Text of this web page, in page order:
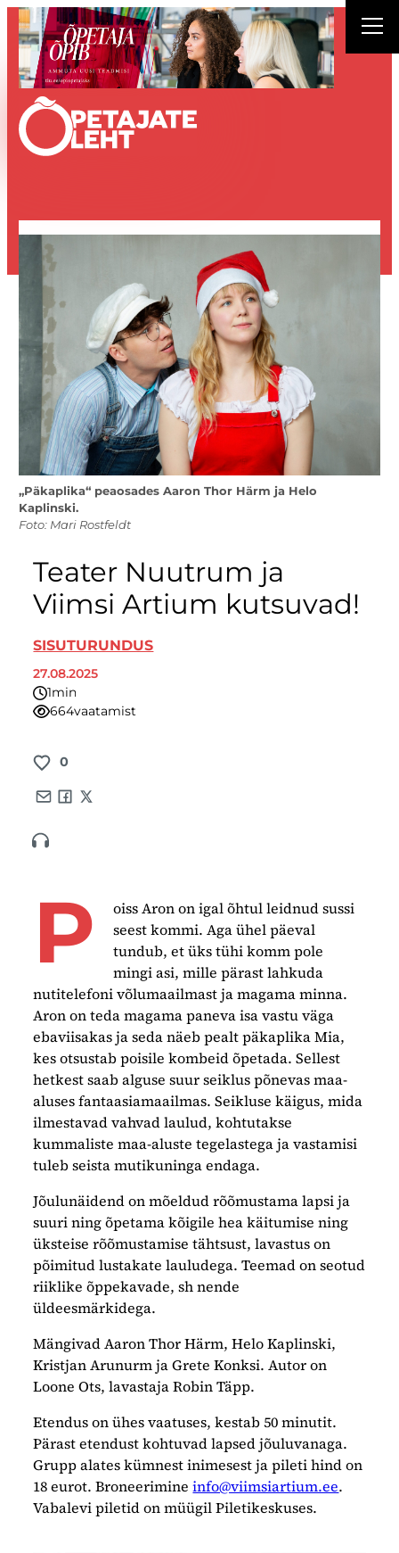
Liigu
sisu
juurde
„Päkaplika“ peaosades Aaron Thor Härm ja Helo
Kaplinski.
Foto: Mari Rostfeldt
Teater Nuutrum ja
Viimsi Artium kutsuvad!
SISUTURUNDUS
27.08.2025
1minut
664vaatamist
0
P
oiss Aron on igal õhtul leidnud sussi
seest kommi. Aga ühel päeval
tundub, et üks tühi komm pole
mingi asi, mille pärast lahkuda
nutitelefoni võlumaailmast ja magama minna.
Aron on teda magama paneva isa vastu väga
ebaviisakas ja seda näeb pealt päkaplika Mia,
kes otsustab poisile kombeid õpetada. Sellest
hetkest saab alguse suur seiklus põnevas maa-
aluses fantaasiamaailmas. Seikluse käigus, mida
ilmestavad vahvad laulud, kohtutakse
kummaliste maa-aluste tegelastega ja vastamisi
tuleb seista mutikuninga endaga.
Jõulunäidend on mõeldud rõõmustama lapsi ja
suuri ning õpetama kõigile hea käitumise ning
üksteise rõõmustamise tähtsust, lavastus on
põimitud lustakate lauludega. Teemad on seotud
riiklike õppekavade, sh nende
üldeesmärkidega.
Mängivad Aaron Thor Härm, Helo Kaplinski,
Kristjan Arunurm ja Grete Konksi. Autor on
Loone Ots, lavastaja Robin Täpp.
Etendus on ühes vaatuses, kestab 50 minutit.
Pärast etendust kohtuvad lapsed jõuluvanaga.
Grupp alates kümnest inimesest ja pileti hind on
18 eurot. Broneerimineinfo@viimsiartium.ee.
Vabalevi piletid on müügil Piletikeskuses.